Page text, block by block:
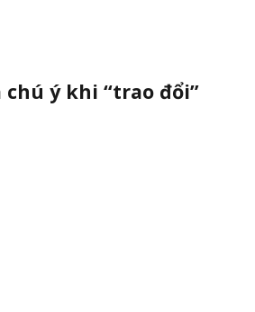
chú ý khi “trao đổi”